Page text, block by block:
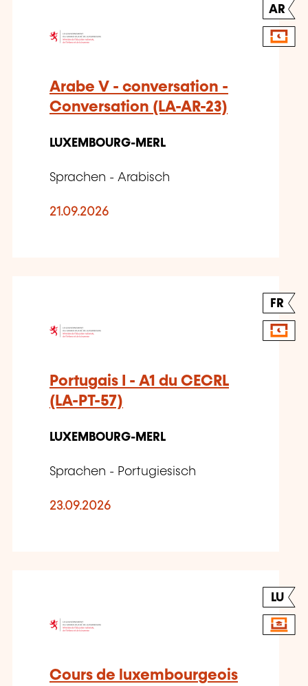
AR
Arabe V - conversation -
Conversation (LA-AR-23)
LUXEMBOURG-MERL
Sprachen - Arabisch
21.09.2026
FR
Portugais I - A1 du CECRL
(LA-PT-57)
LUXEMBOURG-MERL
Sprachen - Portugiesisch
23.09.2026
LU
Cours de luxembourgeois